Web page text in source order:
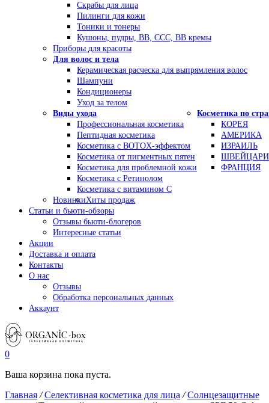
Скрабы для лица
Пилинги для кожи
Тоники и тонеры
Кушоны, пудры, ВВ, ССС, ВВ кремы
Приборы для красоты
Для волос и тела
Керамическая расческа для выпрямления волос
Шампуни
Кондиционеры
Уход за телом
Виды ухода
Профессиональная косметика
Пептидная косметика
Косметика с BOTOX-эффектом
Косметика от пигментных пятен
Косметика для проблемной кожи
Косметика с Ретинолом
Косметика с витамином С
Косметика по
КОРЕЯ
АМЕРИКА
ИЗРАИЛЬ
ФРАНЦИЯ
НовинкиХиты продаж
Статьи и бьюти-обзоры
Отзывы бьюти-блогеров
Интересные статьи
Акции
Доставка и оплата
Контакты
О нас
Отзывы
Обработка персональных данных
Аккаунт
0
Ваша корзина пока пуста.
Главная /Селективная косметика для лица /Солнцезащитные